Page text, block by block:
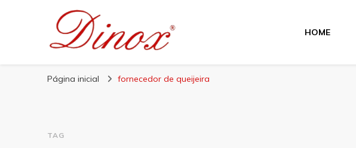
Blog Dinox
HOME
Página inicial fornecedor de queijeira
TAG